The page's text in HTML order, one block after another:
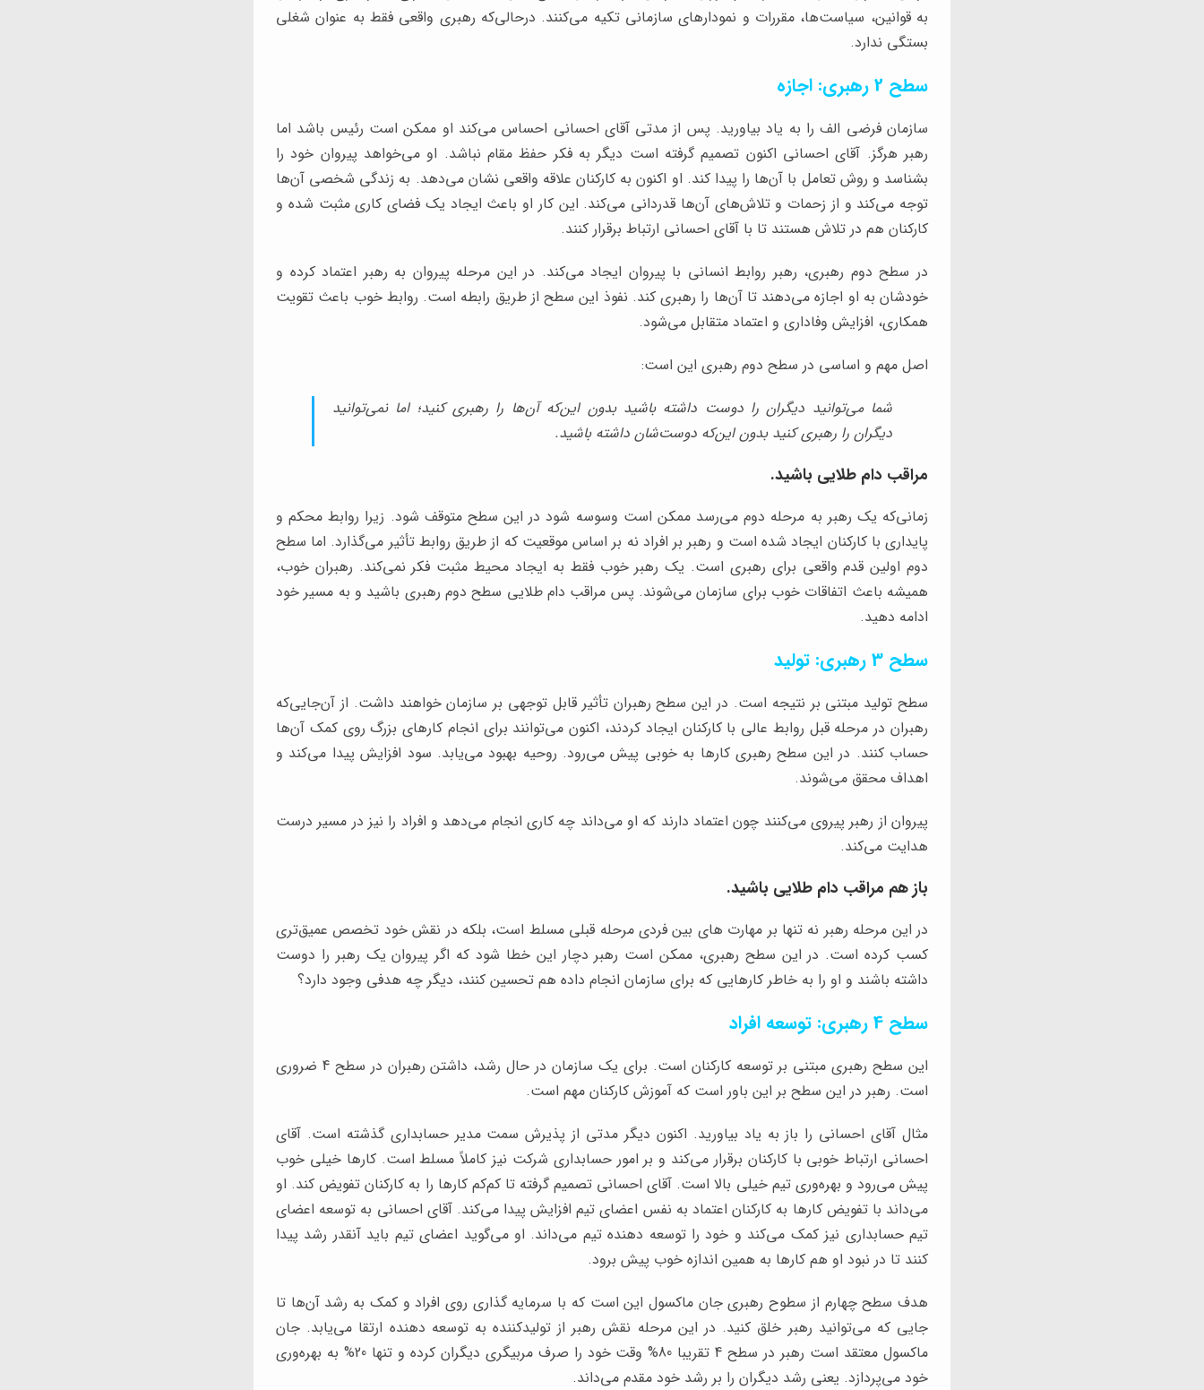
به قوانین، سیاست‌ها، مقررات و نمودارهای سازمانی تکیه می‌کنند. درحالی‌که رهبری واقعی فقط به عنوان شغلی
بستگی ندارد.
سطح 2 رهبری: اجازه
سازمان فرضی الف را به یاد بیاورید. پس از مدتی آقای احسانی احساس می‌کند او ممکن است رئیس باشد اما
رهبر هرگز. آقای احسانی اکنون تصمیم گرفته است دیگر به فکر حفظ مقام نباشد. او می‌خواهد پیروان خود را
بشناسد و روش تعامل با آن‌ها را پیدا کند. او اکنون به کارکنان علاقه واقعی نشان می‌دهد. به زندگی شخصی آن‌ها
توجه می‌کند و از زحمات و تلاش‌های آن‌ها قدردانی می‌کند. این کار او باعث ایجاد یک فضای کاری مثبت شده و
کارکنان هم در تلاش هستند تا با آقای احسانی ارتباط برقرار کنند.
در سطح دوم رهبری، رهبر روابط انسانی با پیروان ایجاد می‌کند. در این مرحله پیروان به رهبر اعتماد کرده و
خودشان به او اجازه می‌دهند تا آن‌ها را رهبری کند. نفوذ این سطح از طریق رابطه است. روابط خوب باعث تقویت
همکاری، افزایش وفاداری و اعتماد متقابل می‌شود.
اصل مهم و اساسی در سطح دوم رهبری این است:
شما می‌توانید دیگران را دوست داشته باشید بدون این‌که آن‌ها را رهبری کنید؛ اما نمی‌توانید
دیگران را رهبری کنید بدون این‌که دوست‌شان داشته باشید.
مراقب دام طلایی باشید.
زمانی‌که یک رهبر به مرحله دوم می‌رسد ممکن است وسوسه شود در این سطح متوقف شود. زیرا روابط محکم و
پایداری با کارکنان ایجاد شده است و رهبر بر افراد نه بر اساس موقعیت که از طریق روابط تأثیر می‌گذارد. اما سطح
دوم اولین قدم واقعی برای رهبری است. یک رهبر خوب فقط به ایجاد محیط مثبت فکر نمی‌کند. رهبران خوب،
همیشه باعث اتفاقات خوب برای سازمان می‌شوند. پس مراقب دام طلایی سطح دوم رهبری باشید و به مسیر خود
ادامه دهید.
سطح 3 رهبری: تولید
سطح تولید مبتنی بر نتیجه است. در این سطح رهبران تأثیر قابل توجهی بر سازمان خواهند داشت. از آن‌جایی‌که
رهبران در مرحله قبل روابط عالی با کارکنان ایجاد کردند، اکنون می‌توانند برای انجام کارهای بزرگ روی کمک آن‌ها
حساب کنند. در این سطح رهبری کارها به خوبی پیش می‌رود. روحیه بهبود می‌یابد. سود افزایش پیدا می‌کند و
اهداف محقق می‌شوند.
پیروان از رهبر پیروی می‌کنند چون اعتماد دارند که او می‌داند چه کاری انجام می‌دهد و افراد را نیز در مسیر درست
هدایت می‌کند.
باز هم مراقب دام طلایی باشید.
در این مرحله رهبر نه تنها بر مهارت های بین فردی مرحله قبلی مسلط است، بلکه در نقش خود تخصص عمیق‌تری
کسب کرده است. در این سطح رهبری، ممکن است رهبر دچار این خطا شود که اگر پیروان یک رهبر را دوست
داشته باشند و او را به خاطر کارهایی که برای سازمان انجام داده هم تحسین کنند، دیگر چه هدفی وجود دارد؟
سطح 4 رهبری: توسعه افراد
این سطح رهبری مبتنی بر توسعه کارکنان است. برای یک سازمان در حال رشد، داشتن رهبران در سطح 4 ضروری
است. رهبر در این سطح بر این باور است که آموزش کارکنان مهم است.
مثال آقای احسانی را باز به یاد بیاورید. اکنون دیگر مدتی از پذیرش سمت مدیر حسابداری گذشته است. آقای
احسانی ارتباط خوبی با کارکنان برقرار می‌کند و بر امور حسابداری شرکت نیز کاملاً مسلط است. کارها خیلی خوب
پیش می‌رود و بهره‌وری تیم خیلی بالا است. آقای احسانی تصمیم گرفته تا کم‌کم کارها را به کارکنان تفویض کند. او
می‌داند با تفویض کارها به کارکنان اعتماد به نفس اعضای تیم افزایش پیدا می‌کند. آقای احسانی به توسعه اعضای
تیم حسابداری نیز کمک می‌کند و خود را توسعه دهنده تیم می‌داند. او می‌گوید اعضای تیم باید آنقدر رشد پیدا
کنند تا در نبود او هم کارها به همین اندازه خوب پیش برود.
هدف سطح چهارم از سطوح رهبری جان ماکسول این است که با سرمایه گذاری روی افراد و کمک به رشد آن‌ها تا
جایی که می‌توانید رهبر خلق کنید. در این مرحله نقش رهبر از تولیدکننده به توسعه دهنده ارتقا می‌یابد. جان
ماکسول معتقد است رهبر در سطح 4 تقریبا 80% وقت خود را صرف مربیگری دیگران کرده و تنها 20% به بهره‌وری
خود می‌پردازد. یعنی رشد دیگران را بر رشد خود مقدم می‌داند.